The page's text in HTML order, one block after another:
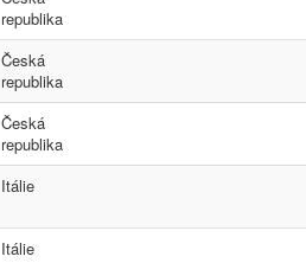
republika
Česká
republika
Česká
republika
Itálie
Itálie